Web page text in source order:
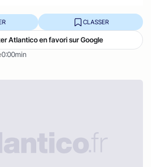
0:00min
CLASSER
Atlantico en favori sur Google